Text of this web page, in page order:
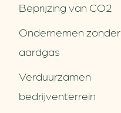
Beprijzing van CO2
Ondernemen zonder
aardgas
Verduurzamen
bedrijventerrein